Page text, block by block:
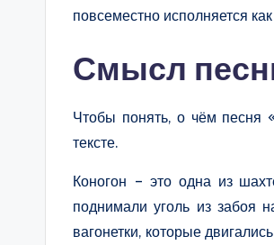
повсеместно исполняется
Смысл
Чтобы понять, о чём песня
тексте.
Коногон – это одна из
поднимали уголь из забоя
вагонетки, которые